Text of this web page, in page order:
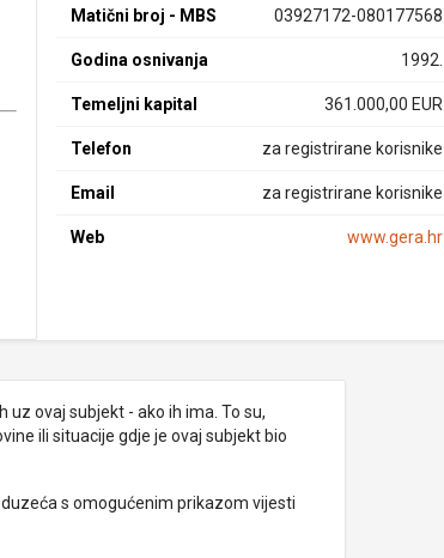
Matični broj - MBS 03927172-080177568
Godina osnivanja 1992.
Temeljni kapital 361.000,00 EUR
Telefon za registrirane korisnike
Email za registrirane korisnike
Web www.gera.hr
ovaj subjekt - ako ih ima. To su,
ili situacije gdje je ovaj subjekt bio
s omogućenim prikazom vijesti